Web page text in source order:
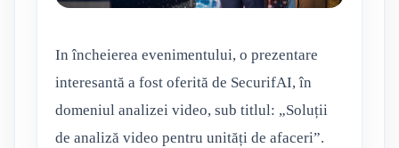
In încheierea evenimentului, o prezentare
interesantă a fost oferită de SecurifAI, în
domeniul analizei video, sub titlul: „Soluții
de analiză video pentru unități de afaceri”.